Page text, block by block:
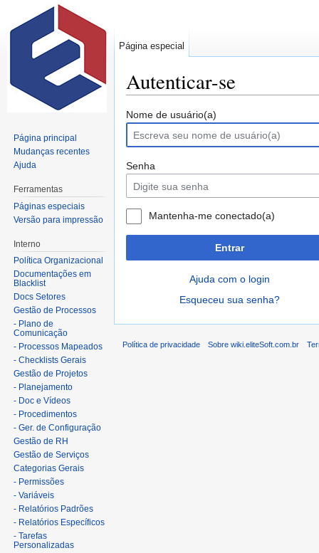
Autenticar-se
Nome de usuário(a)
Senha
Mantenha-me conectado(a)
Entrar
Ajuda com o login
Esqueceu sua senha?
Página especial
Página principal
Mudanças recentes
Ajuda
Ferramentas
Páginas especiais
Versão para impressão
Interno
Política Organizacional
Documentações em
Blacklist
Docs Setores
Gestão de Processos
- Plano de
Comunicação
- Processos Mapeados
- Checklists Gerais
Gestão de Projetos
- Planejamento
- Doc e Vídeos
- Procedimentos
- Ger. de Configuração
Gestão de RH
Gestão de Serviços
Categorias Gerais
- Permissões
- Variáveis
- Relatórios Padrões
- Relatórios Específicos
- Tarefas
Personalizadas
Política de privacidade Sobre wiki.eliteSoft.com.br